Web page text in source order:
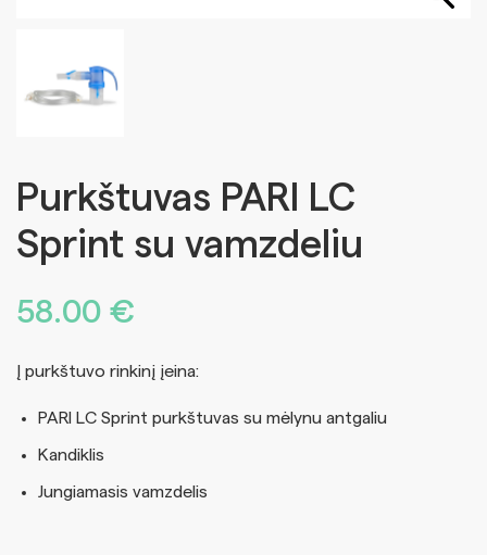
Purkštuvas PARI LC
Sprint su vamzdeliu
58.00 €
Į purkštuvo rinkinį įeina:
PARI LC Sprint purkštuvas su mėlynu antgaliu
Kandiklis
Jungiamasis vamzdelis